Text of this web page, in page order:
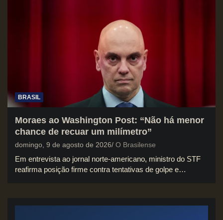
BRASIL
Moraes ao Washington Post: “Não há menor
chance de recuar um milímetro”
domingo, 9 de agosto de 2026 O Brasilense
Em entrevista ao jornal norte-americano, ministro do STF
reafirma posição firme contra tentativas de golpe e…